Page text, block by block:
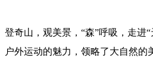
登奇山，观美景，“森”呼吸，走进
户外运动的魅力，领略了大自然的